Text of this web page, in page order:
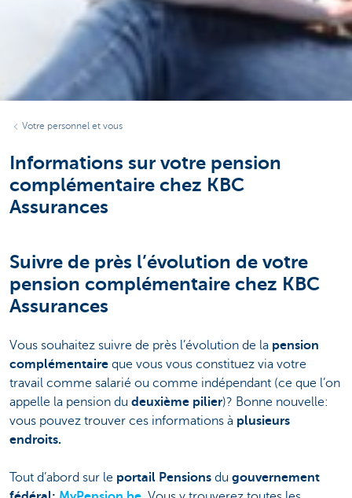
Votre personnel et vous
Informations sur votre pension
complémentaire chez KBC
Assurances
Suivre de près l’évolution de votre
pension complémentaire chez KBC
Assurances
Vous souhaitez suivre de près l’évolution de la pension
complémentaire que vous vous constituez via votre
travail comme salarié ou comme indépendant (ce que l’on
appelle la pension du deuxième pilier)? Bonne nouvelle:
vous pouvez trouver ces informations à plusieurs
endroits.
Tout d’abord sur le portail Pensions du gouvernement